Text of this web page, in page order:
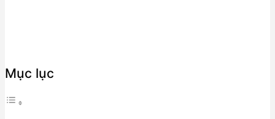
Mục lục